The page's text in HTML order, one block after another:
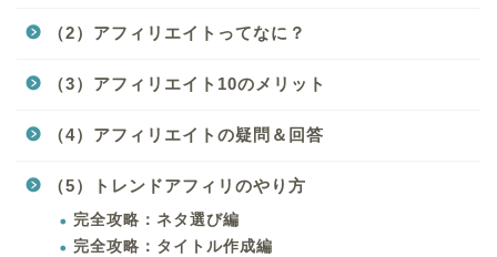
（2）アフィリエイトってなに？
（3）アフィリエイト10のメリット
（4）アフィリエイトの疑問＆回答
（5）トレンドアフィリのやり方
完全攻略：ネタ選び編
完全攻略：タイトル作成編